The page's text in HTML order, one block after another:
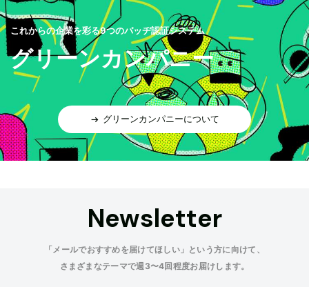
これからの企業を彩る9つのバッヂ認証システム
グリーンカンパニー
グリーンカンパニーについて
Newsletter
「メールでおすすめを届けてほしい」という方に向けて、
さまざまなテーマで週3〜4回程度お届けします。